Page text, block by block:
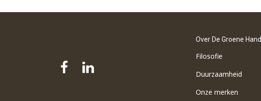
Over De Groene Hand
Filosofie
Duurzaamheid
Onze merken